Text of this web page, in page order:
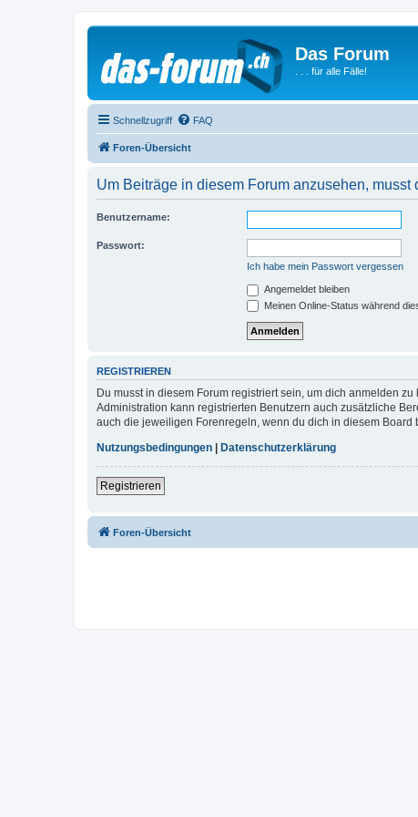
Das Forum
. . . für alle Fälle!
Schnellzugriff FAQ
Foren-Übersicht
Um Beiträge in diesem Forum anzusehen,
Benutzername:
Passwort:
Ich habe mein Passwort vergessen
Angemeldet bleiben
Meinen Online-Status während
REGISTRIEREN
Du musst in diesem Forum registriert sein, um dich anmelden
Administration kann registrierten Benutzern auch zusätzliche
auch die jeweiligen Forenregeln, wenn du dich in diesem Board
Nutzungsbedingungen | Datenschutzerklärung
Registrieren
Foren-Übersicht